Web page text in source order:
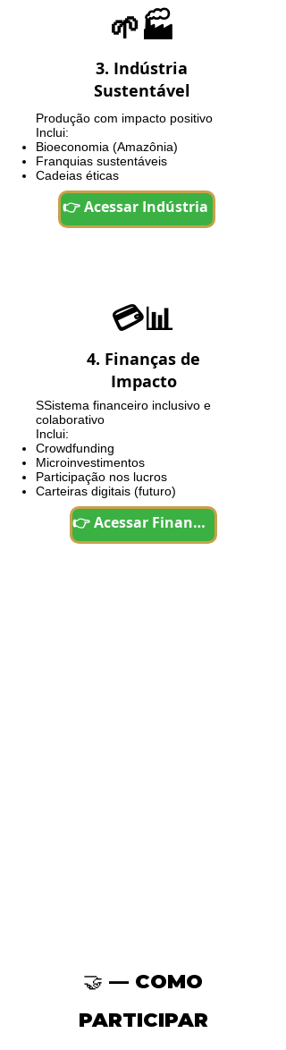
🌱🏭
3. Indústria
Sustentável
Produção com impacto positivo
Inclui:
Bioeconomia (Amazônia)
Franquias sustentáveis
Cadeias éticas
👉 Acessar Indústria
💳📊
4. Finanças de
Impacto
SSistema financeiro inclusivo e
colaborativo
Inclui:
Crowdfunding
Microinvestimentos
Participação nos lucros
Carteiras digitais (futuro)
👉 Acessar Finanças
🤝 — COMO
PARTICIPAR